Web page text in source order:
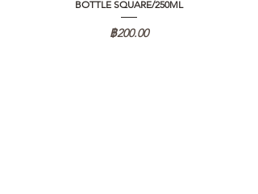
BOTTLE SQUARE/250ML
ราคา
฿200.00